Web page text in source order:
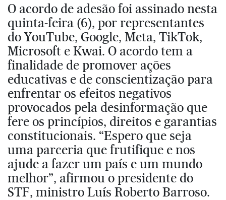
O acordo de adesão foi assinado nesta
quinta-feira (6), por representantes
do YouTube, Google, Meta, TikTok,
Microsoft e Kwai. O acordo tem a
finalidade de promover ações
educativas e de conscientização para
enfrentar os efeitos negativos
provocados pela desinformação que
fere os princípios, direitos e garantias
constitucionais. “Espero que seja
uma parceria que frutifique e nos
ajude a fazer um país e um mundo
melhor”, afirmou o presidente do
STF, ministro Luís Roberto Barroso.